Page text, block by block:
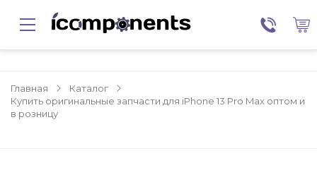
Главная
Каталог
Купить оригинальные запчасти для iPhone 13 Pro Max оптом и
в розницу